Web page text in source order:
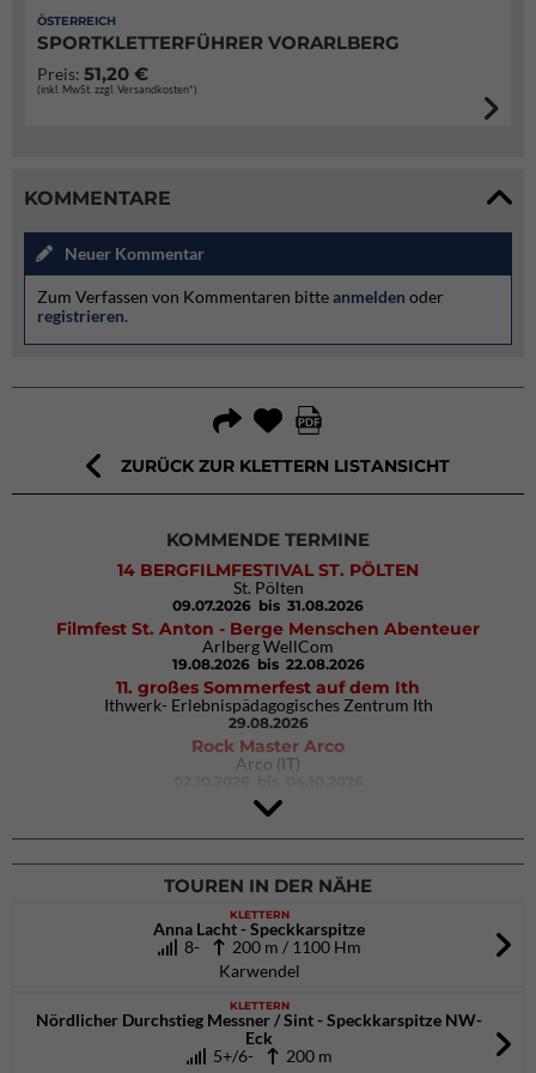
ÖSTERREICH
SPORTKLETTERFÜHRER VORARLBERG
Preis: 51,20 €
(inkl. MwSt. zzgl. Versandkosten*)
KOMMENTARE
Neuer Kommentar
Zum Verfassen von Kommentaren bitteanmelden oder
registrieren.
ZURÜCK ZUR KLETTERN LISTANSICHT
KOMMENDE TERMINE
14 BERGFILMFESTIVAL ST. PÖLTEN
St. Pölten
09.07.2026 bis 31.08.2026
Filmfest St. Anton - Berge Menschen Abenteuer
Arlberg WellCom
19.08.2026 bis 22.08.2026
11. großes Sommerfest auf dem Ith
Ithwerk- Erlebnispädagogisches Zentrum Ith
29.08.2026
Rock Master Arco
Arco (IT)
9. Eiskletter Festival Osttirol
Eisparkt Osttirol
08.01.2027bis 10.01.2027
TOUREN IN DER NÄHE
KLETTERN
Anna Lacht - Speckkarspitze
8- 200 m / 1100 Hm
Karwendel
KLETTERN
Nördlicher Durchstieg Messner / Sint - Speckkarspitze NW-
Eck
5+/6- 200 m